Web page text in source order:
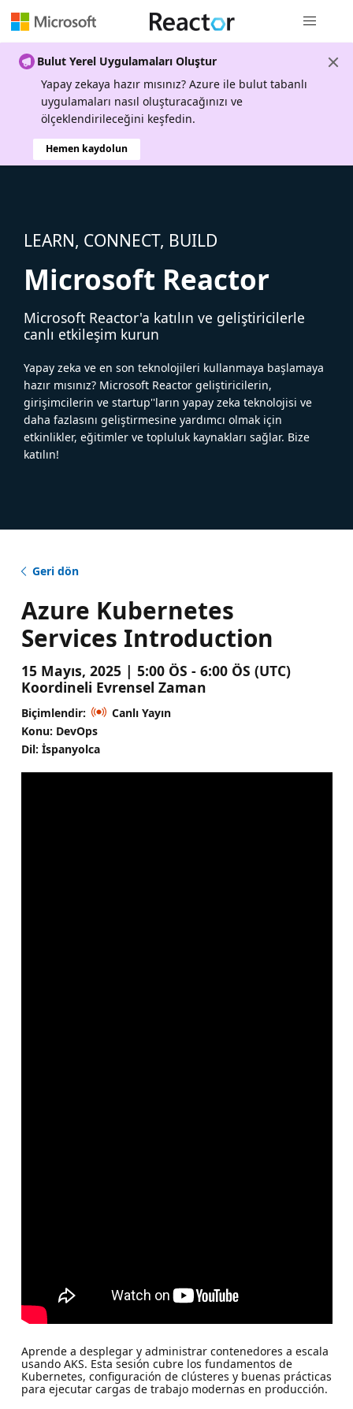
Bulut Yerel Uygulamaları Oluştur
Yapay zekaya hazır mısınız? Azure ile bulut tabanlı
uygulamaları nasıl oluşturacağınızı ve
ölçeklendirileceğini keşfedin.
Hemen kaydolun
LEARN, CONNECT, BUILD
Microsoft Reactor
Microsoft Reactor'a katılın ve geliştiricilerle
canlı etkileşim kurun
Yapay zeka ve en son teknolojileri kullanmaya başlamaya
hazır mısınız? Microsoft Reactor geliştiricilerin,
girişimcilerin ve startup''ların yapay zeka teknolojisi ve
daha fazlasını geliştirmesine yardımcı olmak için
etkinlikler, eğitimler ve topluluk kaynakları sağlar. Bize
katılın!
Geri dön
Azure Kubernetes
Services Introduction
15 Mayıs, 2025 | 5:00 ÖS - 6:00 ÖS (UTC)
Koordineli Evrensel Zaman
Biçimlendir:
Canlı Yayın
Konu: DevOps
Dil: İspanyolca
Aprende a desplegar y administrar contenedores a escala
usando AKS. Esta sesión cubre los fundamentos de
Kubernetes, configuración de clústeres y buenas prácticas
para ejecutar cargas de trabajo modernas en producción.